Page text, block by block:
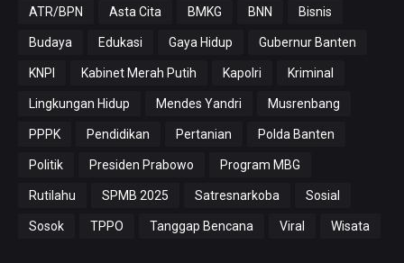
ATR/BPN Asta Cita BMKG BNN Bisnis
Budaya Edukasi Gaya Hidup Gubernur Banten
KNPI Kabinet Merah Putih Kapolri Kriminal
Lingkungan Hidup Mendes Yandri Musrenbang
PPPK Pendidikan Pertanian Polda Banten
Politik Presiden Prabowo Program MBG
Rutilahu SPMB 2025 Satresnarkoba Sosial
Sosok TPPO Tanggap Bencana Viral Wisata